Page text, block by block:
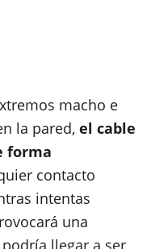
macho e
la pared, el cable
forma
contacto
intentas
una
llegar a ser